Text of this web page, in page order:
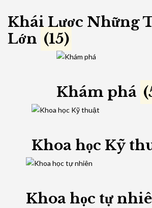
Khái Lược Những
Lớn (15)
Khám phá
Khoa học Kỹ
Khoa học tự